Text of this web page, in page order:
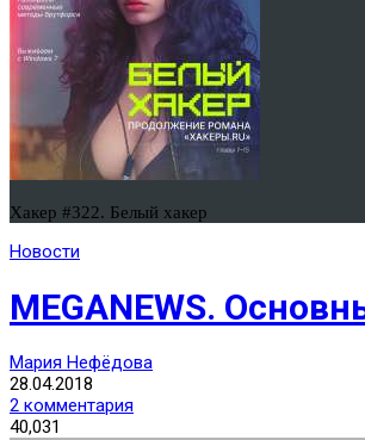
Хакер #322. Белый хакер
Новости
MEGANEWS.
Мария Нефёдова
28.04.2018
2 комментария
40,031